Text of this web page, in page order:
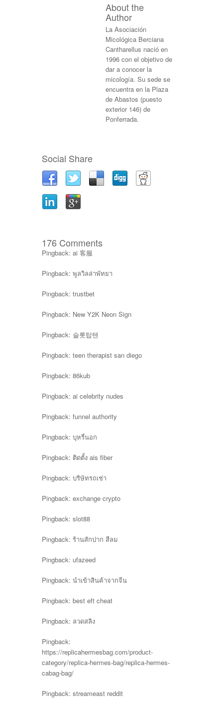
About the
Author
La Asociación
Micológica Berciana
Cantharellus nació en
1996 con el objetivo de
dar a conocer la
micología. Su sede se
encuentra en la Plaza
de Abastos (puesto
exterior 146) de
Ponferrada.
Social Share
176 Comments
Pingback: ai 客服
Pingback: พูลวิลล่าพัทยา
Pingback: trustbet
Pingback: New Y2K Neon Sign
Pingback: 슬롯탑텐
Pingback: teen therapist san diego
Pingback: 86kub
Pingback: ai celebrity nudes
Pingback: funnel authority
Pingback: บุหรี่นอก
Pingback: ติดตั้ง ais fiber
Pingback: บริษัทรถเช่า
Pingback: exchange crypto
Pingback: slot88
Pingback: ร้านสักปาก สีลม
Pingback: ufazeed
Pingback: นำเข้าสินค้าจากจีน
Pingback: best eft cheat
Pingback: ลวดสลิง
Pingback:
https://replicahermesbag.com/product-
category/replica-hermes-bag/replica-hermes-
cabag-bag/
Pingback: streameast reddit